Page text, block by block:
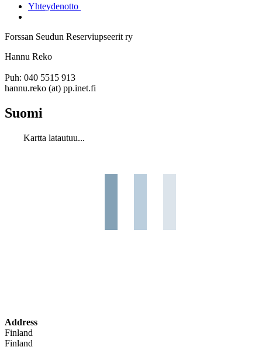
Yhteydenotto
Forssan Seudun Reserviupseerit ry
Hannu Reko
Puh: 040 5515 913
hannu.reko (at) pp.inet.fi
Suomi
Kartta latautuu...
Address
Finland
Finland